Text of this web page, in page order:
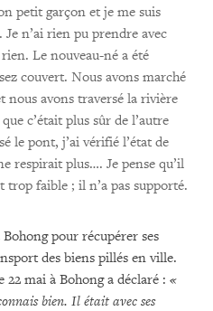
petit garçon et je me suis
n’ai rien pu prendre avec
Le nouveau-né a été
couvert. Nous avons marché
avons traversé la rivière
c’était plus sûr de l’autre
le pont, j’ai vérifié l’état de
respirait plus…. Je pense qu’il
trop faible ; il n’a pas supporté.
pour récupérer ses
des biens pillés en ville.
mai à Bohong a déclaré : «
bien. Il était avec ses